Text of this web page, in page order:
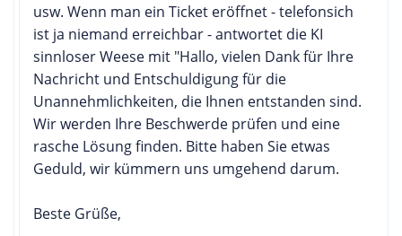
usw. Wenn man ein Ticket eröffnet - telefonsich
ist ja niemand erreichbar - antwortet die KI
sinnloser Weese mit "Hallo, vielen Dank für Ihre
Nachricht und Entschuldigung für die
Unannehmlichkeiten, die Ihnen entstanden sind.
Wir werden Ihre Beschwerde prüfen und eine
rasche Lösung finden. Bitte haben Sie etwas
Geduld, wir kümmern uns umgehend darum.
Beste Grüße,